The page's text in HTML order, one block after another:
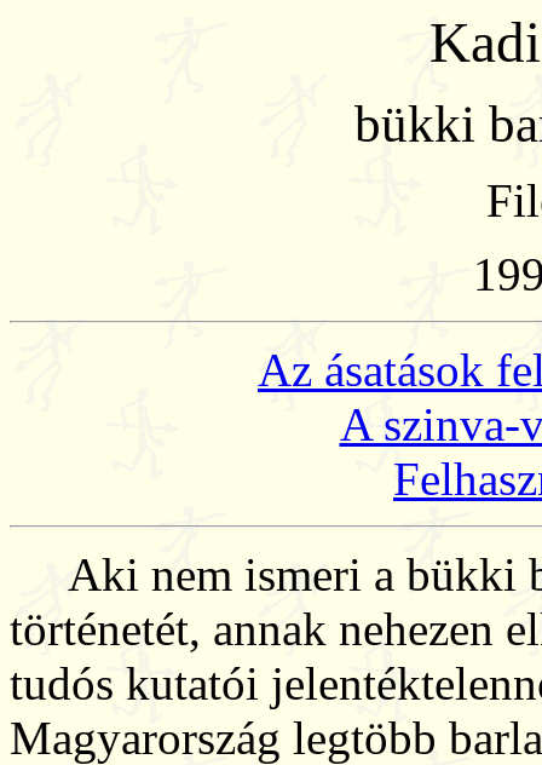
bükki
Az ásatások
A szinva-
Aki nem ismeri a bükki
történetét, annak nehezen
tudós kutatói
Magyarország legtöbb